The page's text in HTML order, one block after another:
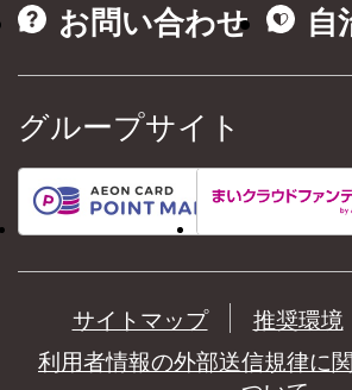
お問い合わせ
自
グループサイト
サイトマップ 推奨環境
利用者情報の外部送信規律に